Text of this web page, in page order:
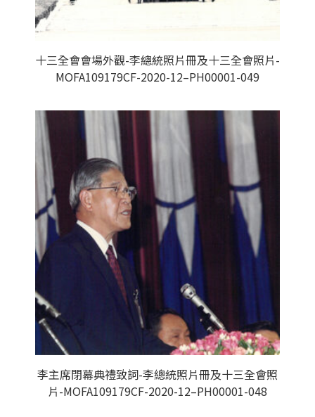
十三全會會場外觀-李總統照片冊及十三全會照片-
MOFA109179CF-2020-12–PH00001-049
李主席閉幕典禮致詞-李總統照片冊及十三全會照
片-MOFA109179CF-2020-12–PH00001-048